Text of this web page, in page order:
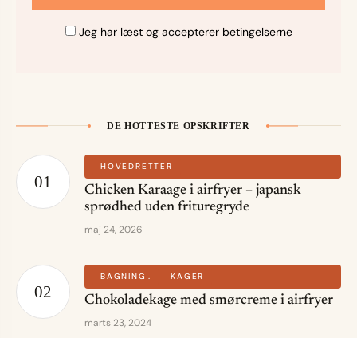
Jeg har læst og accepterer betingelserne
DE HOTTESTE OPSKRIFTER
HOVEDRETTER
Chicken Karaage i airfryer – japansk
sprødhed uden frituregryde
maj 24, 2026
BAGNING KAGER
Chokoladekage med smørcreme i airfryer
marts 23, 2024